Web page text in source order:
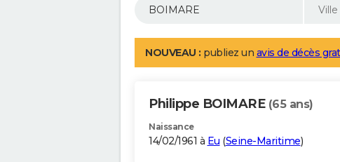
NOUVEAU : publiez un avis de décès
Philippe BOIMARE (65 ans)
Naissance
14/02/1961 à Eu (Seine-Maritime)